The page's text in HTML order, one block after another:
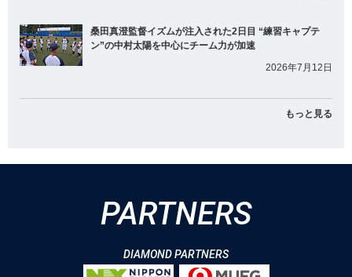
桑田真澄監督イズムが注入された2日目 “練習キャプテ
ン”の中村太陽を中心にチーム力が加速
2026年7月12日
もっと見る
PARTNERS
DIAMOND PARTNERS